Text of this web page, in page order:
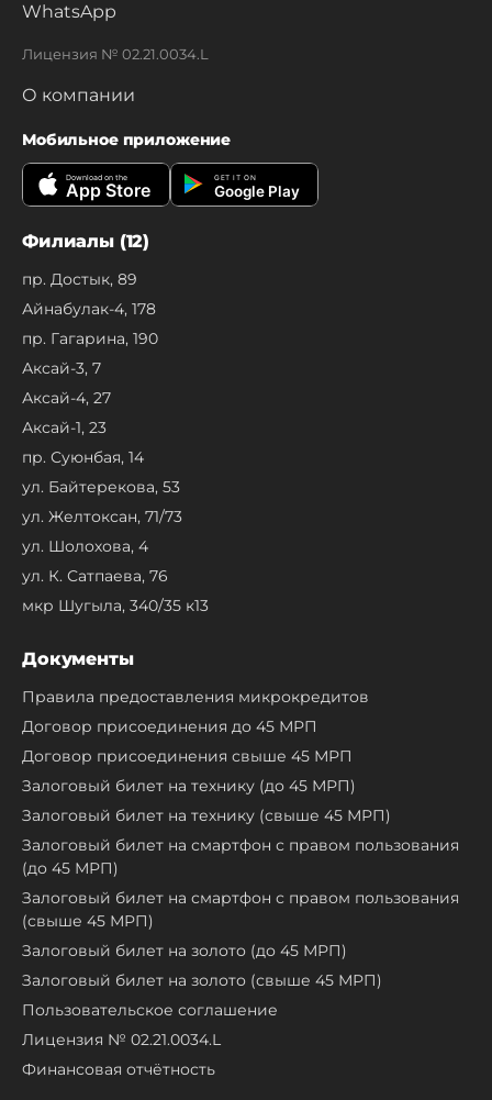
WhatsApp
Лицензия № 02.21.0034.L
О компании
Мобильное приложение
Download on the
App Store
GET IT ON
Google Play
Филиалы (12)
пр. Достык, 89
Айнабулак-4, 178
пр. Гагарина, 190
Аксай-3, 7
Аксай-4, 27
Аксай-1, 23
пр. Суюнбая, 14
ул. Байтерекова, 53
ул. Желтоксан, 71/73
ул. Шолохова, 4
ул. К. Сатпаева, 76
мкр Шугыла, 340/35 к13
Документы
Правила предоставления микрокредитов
Договор присоединения до 45 МРП
Договор присоединения свыше 45 МРП
Залоговый билет на технику (до 45 МРП)
Залоговый билет на технику (свыше 45 МРП)
Залоговый билет на смартфон с правом пользования
(до 45 МРП)
Залоговый билет на смартфон с правом пользования
(свыше 45 МРП)
Залоговый билет на золото (до 45 МРП)
Залоговый билет на золото (свыше 45 МРП)
Пользовательское соглашение
Лицензия № 02.21.0034.L
Финансовая отчётность